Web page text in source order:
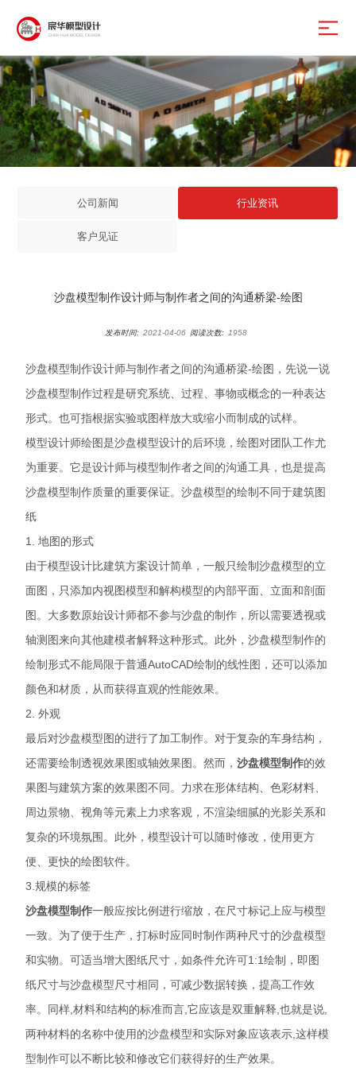
公司新闻 行业资讯
客户见证
沙盘模型制作设计师与制作者之间的沟通桥梁-绘图
发布时间: 2021-04-06 阅读次数: 1958
沙盘模型制作设计师与制作者之间的沟通桥梁-绘图，先说一说
沙盘模型制作过程是研究系统、过程、事物或概念的一种表达
形式。也可指根据实验或图样放大或缩小而制成的试样。
模型设计师绘图是沙盘模型设计的后环境，绘图对团队工作尤
为重要。它是设计师与模型制作者之间的沟通工具，也是提高
沙盘模型制作质量的重要保证。沙盘模型的绘制不同于建筑图
纸
1. 地图的形式
由于模型设计比建筑方案设计简单，一般只绘制沙盘模型的立
面图，只添加内视图模型和解构模型的内部平面、立面和剖面
图。大多数原始设计师都不参与沙盘的制作，所以需要透视或
轴测图来向其他建模者解释这种形式。此外，沙盘模型制作的
绘制形式不能局限于普通AutoCAD绘制的线性图，还可以添加
颜色和材质，从而获得直观的性能效果。
2. 外观
最后对沙盘模型图的进行了加工制作。对于复杂的车身结构，
还需要绘制透视效果图或轴效果图。然而，沙盘模型制作的效
果图与建筑方案的效果图不同。力求在形体结构、色彩材料、
周边景物、视角等元素上力求客观，不渲染细腻的光影关系和
复杂的环境氛围。此外，模型设计可以随时修改，使用更方
便、更快的绘图软件。
3.规模的标签
沙盘模型制作一般应按比例进行缩放，在尺寸标记上应与模型
一致。为了便于生产，打标时应同时制作两种尺寸的沙盘模型
和实物。可适当增大图纸尺寸，如条件允许可1:1绘制，即图
纸尺寸与沙盘模型尺寸相同，可减少数据转换，提高工作效
率。同样,材料和结构的标准而言,它应该是双重解释,也就是说,
两种材料的名称中使用的沙盘模型和实际对象应该表示,这样模
型制作可以不断比较和修改它们获得好的生产效果。